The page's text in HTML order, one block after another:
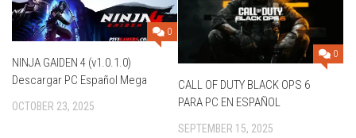
0
NINJA GAIDEN 4 (v1.0.1.0)
Descargar PC Español Mega
OCTOBER 23, 2025
0
CALL OF DUTY BLACK OPS 6
PARA PC EN ESPAÑOL
SEPTEMBER 15, 2025